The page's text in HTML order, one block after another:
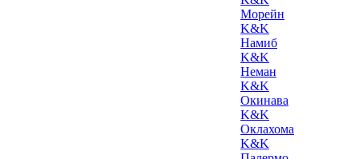
Морейн
K&K
Намиб
K&K
Неман
K&K
Окинава
K&K
Оклахома
K&K